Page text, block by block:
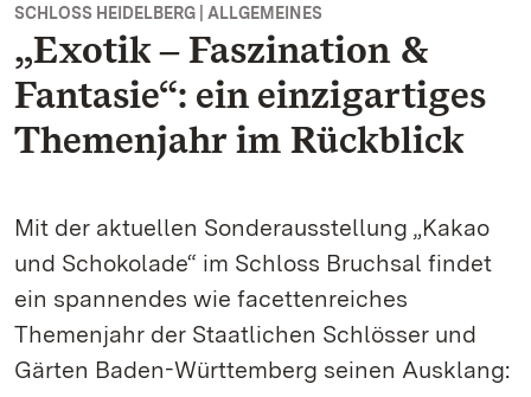
SCHLOSS HEIDELBERG | ALLGEMEINES
„Exotik ‒ Faszination &
Fantasie“: ein einzigartiges
Themenjahr im Rückblick
Mit der aktuellen Sonderausstellung „Kakao
und Schokolade“ im Schloss Bruchsal findet
ein spannendes wie facettenreiches
Themenjahr der Staatlichen Schlösser und
Gärten Baden-Württemberg seinen Ausklang: